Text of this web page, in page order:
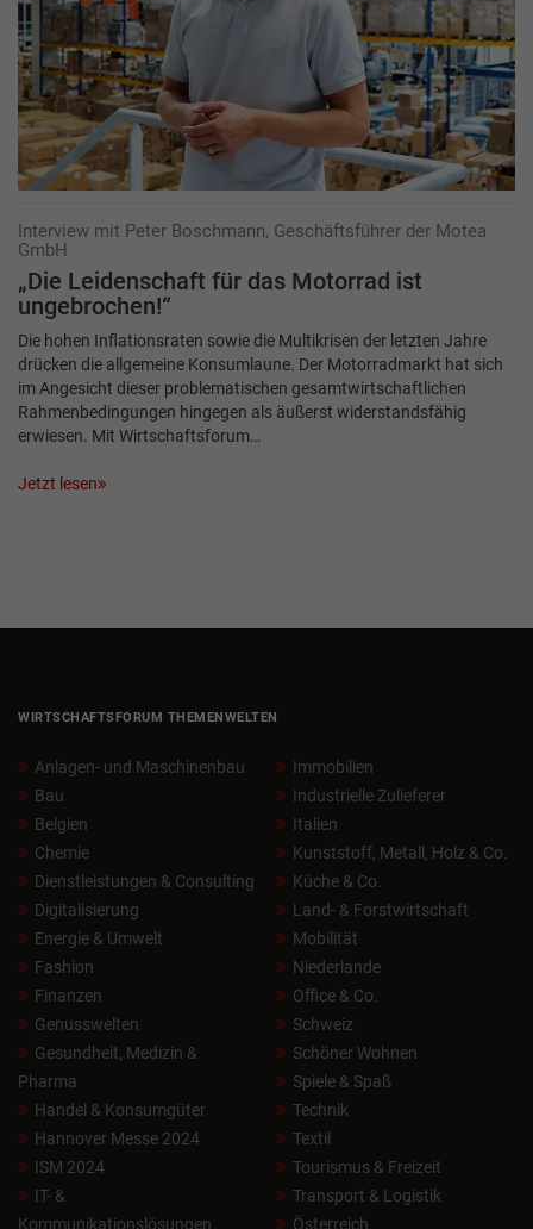
Interview mit Peter Boschmann, Geschäftsführer der Motea
GmbH
„Die Leidenschaft für das Motorrad ist
ungebrochen!“
Die hohen Inflationsraten sowie die Multikrisen der letzten Jahre
drücken die allgemeine Konsumlaune. Der Motorradmarkt hat sich
im Angesicht dieser problematischen gesamtwirtschaftlichen
Rahmenbedingungen hingegen als äußerst widerstandsfähig
erwiesen. Mit Wirtschaftsforum…
Jetzt lesen
WIRTSCHAFTSFORUM THEMENWELTEN
Anlagen- und Maschinenbau
Bau
Belgien
Chemie
Dienstleistungen & Consulting
Digitalisierung
Energie & Umwelt
Fashion
Finanzen
Genusswelten
Gesundheit, Medizin &
Pharma
Handel & Konsumgüter
Hannover Messe 2024
ISM 2024
IT- &
Kommunikationslösungen
Immobilien
Industrielle Zulieferer
Italien
Kunststoff, Metall, Holz & Co.
Küche & Co.
Land- & Forstwirtschaft
Mobilität
Niederlande
Office & Co.
Schweiz
Schöner Wohnen
Spiele & Spaß
Technik
Textil
Tourismus & Freizeit
Transport & Logistik
Österreich